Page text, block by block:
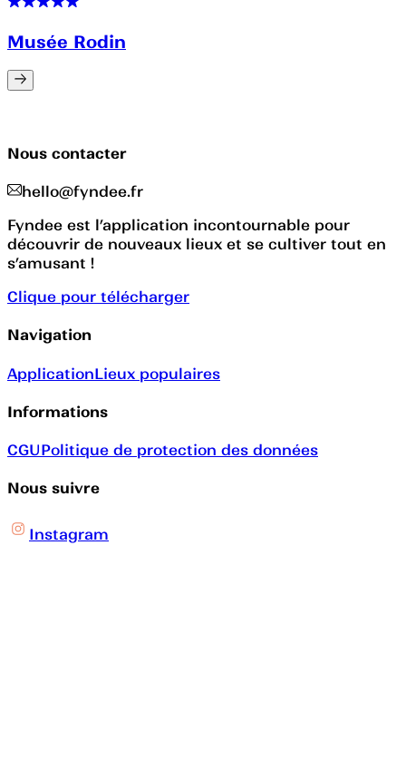
Musée Rodin
Nous contacter
hello@fyndee.fr
Fyndee est l’application incontournable pour
découvrir de nouveaux lieux et se cultiver tout en
s’amusant !
Clique pour télécharger
Navigation
ApplicationLieux populaires
Informations
CGUPolitique de protection des données
Nous suivre
Instagram